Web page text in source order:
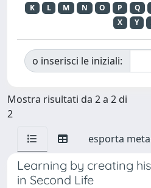
K
L M N O P Q
X
Y
o inserisci le iniziali:
Mostra risultati da 2 a 2 di
2
esporta
Learning by creating
in Second Life